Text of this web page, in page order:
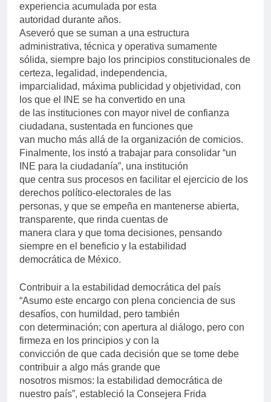
experiencia acumulada por esta
autoridad durante años.
Aseveró que se suman a una estructura
administrativa, técnica y operativa sumamente
sólida, siempre bajo los principios constitucionales de
certeza, legalidad, independencia,
imparcialidad, máxima publicidad y objetividad, con
los que el INE se ha convertido en una
de las instituciones con mayor nivel de confianza
ciudadana, sustentada en funciones que
van mucho más allá de la organización de comicios.
Finalmente, los instó a trabajar para consolidar “un
INE para la ciudadanía”, una institución
que centra sus procesos en facilitar el ejercicio de los
derechos político-electorales de las
personas, y que se empeña en mantenerse abierta,
transparente, que rinda cuentas de
manera clara y que toma decisiones, pensando
siempre en el beneficio y la estabilidad
democrática de México.
Contribuir a la estabilidad democrática del país
“Asumo este encargo con plena conciencia de sus
desafíos, con humildad, pero también
con determinación; con apertura al diálogo, pero con
firmeza en los principios y con la
convicción de que cada decisión que se tome debe
contribuir a algo más grande que
nosotros mismos: la estabilidad democrática de
nuestro país”, estableció la Consejera Frida